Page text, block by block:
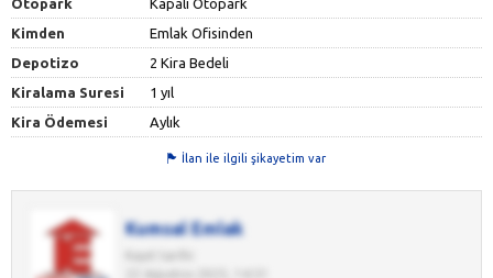
Kimden
Emlak Ofisinden
Depotizo
2 Kira Bedeli
Kiralama Suresi
1 yıl
Kira Ödemesi
Aylık
İlan ile ilgili şikayetim var
Kumsal Emlak